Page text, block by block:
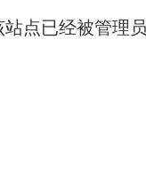
站点已经被管理